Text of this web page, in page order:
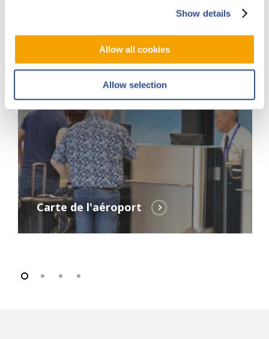
Show details
Allow all cookies
Allow selection
Carte de l'aéroport